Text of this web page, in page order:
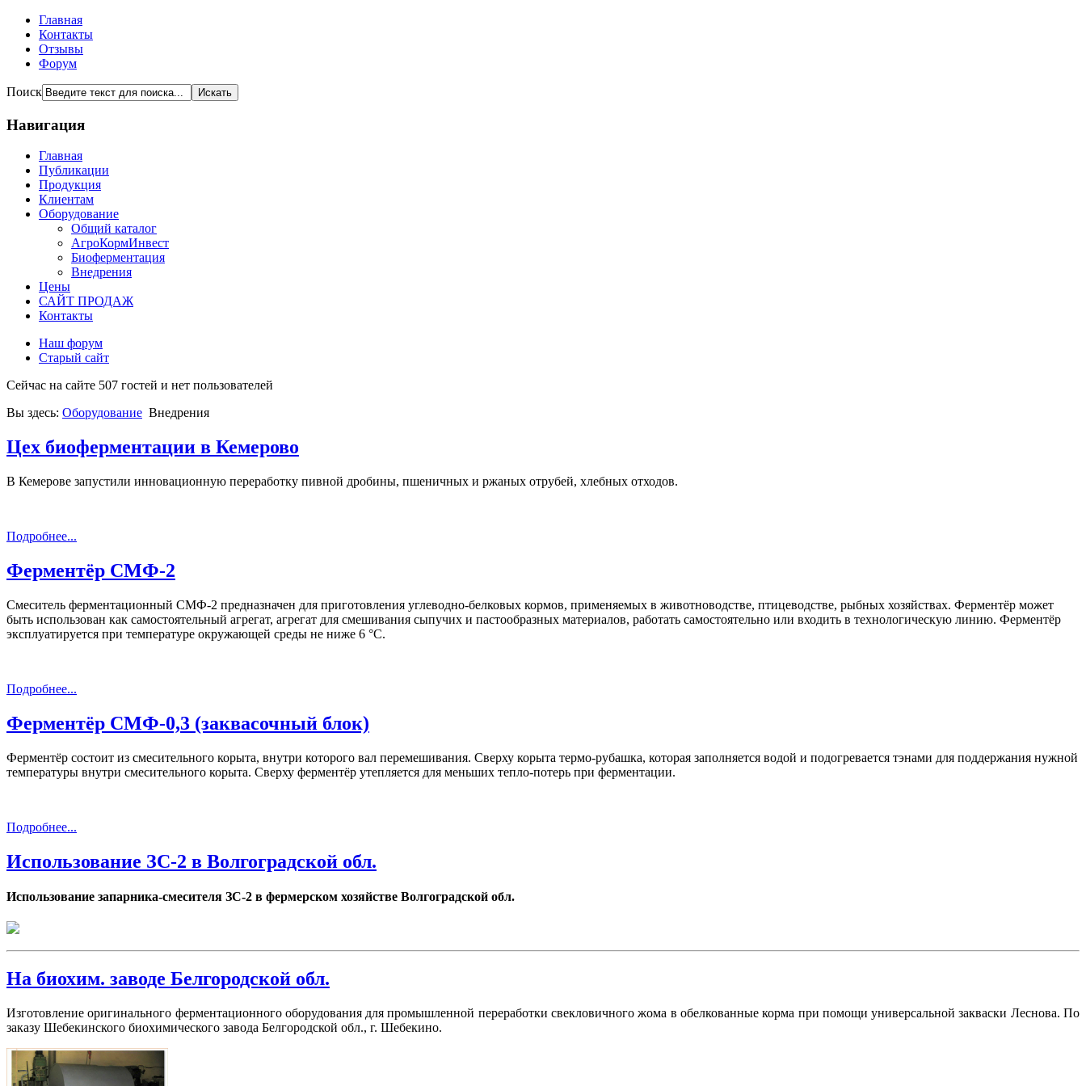
Главная
Контакты
Отзывы
Форум
Поиск
Навигация
Главная
Публикации
Продукция
Клиентам
Оборудование
Общий каталог
АгроКормИнвест
Биоферментация
Внедрения
Цены
САЙТ ПРОДАЖ
Контакты
Наш форум
Старый сайт
Сейчас на сайте 507 гостей и нет пользователей
Вы здесь: Оборудование Внедрения
Цех биоферментации в Кемерово
В Кемерове запустили инновационную переработку пивной дробины, пшеничных и ржаных отрубей, хлебных отходов.
Подробнее...
Ферментёр СМФ-2
Смеситель ферментационный СМФ-2 предназначен для приготовления углеводно-белковых кормов, применяемых в животноводстве, птицеводстве, рыбных хозяйствах. Ферментёр может
быть использован как самостоятельный агрегат, агрегат для смешивания сыпучих и пастообразных материалов, работать самостоятельно или входить в технологическую линию. Ферментёр
эксплуатируется при температуре окружающей среды не ниже 6 °С.
Подробнее...
Ферментёр СМФ-0,3 (заквасочный блок)
Ферментёр состоит из смесительного корыта, внутри которого вал перемешивания. Сверху корыта термо-рубашка, которая заполняется водой и подогревается тэнами для поддержания нужной
температуры внутри смесительного корыта. Сверху ферментёр утепляется для меньших тепло-потерь при ферментации.
Подробнее...
Использование ЗС-2 в Волгоградской обл.
Использование запарника-смесителя ЗС-2 в фермерском хозяйстве Волгоградской обл.
На биохим. заводе Белгородской обл.
Изготовление оригинального ферментационного оборудования для промышленной переработки свекловичного жома в обелкованные корма при помощи универсальной закваски Леснова. По
заказу Шебекинского биохимического завода Белгородской обл., г. Шебекино.